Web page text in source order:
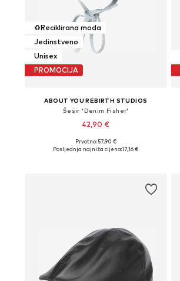
♻️Reciklirana moda
Jedinstveno
Unisex
PROMOCIJA
ABOUT YOU REBIRTH STUDIOS
Šešir 'Denim Fisher'
42,90 €
Dostupne veličine: 55-56, 57-58
Prvotno: 57,90 €
Posljednja najniža cijena:17,16 €